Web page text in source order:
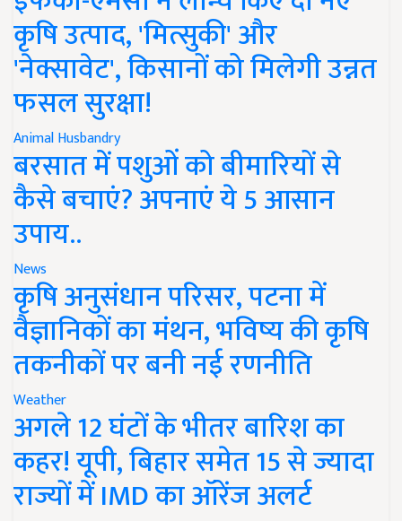
कृषि उत्पाद, 'मित्सुकी' और
'नेक्सावेट', किसानों को मिलेगी उन्नत
फसल सुरक्षा!
Animal Husbandry
बरसात में पशुओं को बीमारियों से
कैसे बचाएं? अपनाएं ये 5 आसान
उपाय..
News
कृषि अनुसंधान परिसर, पटना में
वैज्ञानिकों का मंथन, भविष्य की कृषि
तकनीकों पर बनी नई रणनीति
Weather
अगले 12 घंटों के भीतर बारिश का
कहर! यूपी, बिहार समेत 15 से ज्यादा
राज्यों में IMD का ऑरेंज अलर्ट